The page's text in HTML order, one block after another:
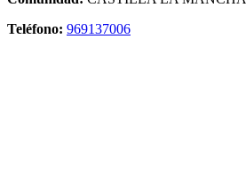
Teléfono: 969137006